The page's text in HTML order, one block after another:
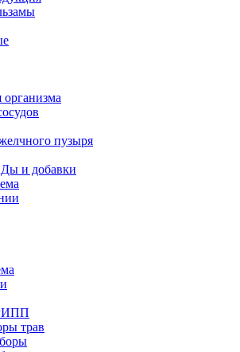
пузыря
и добавки
трав